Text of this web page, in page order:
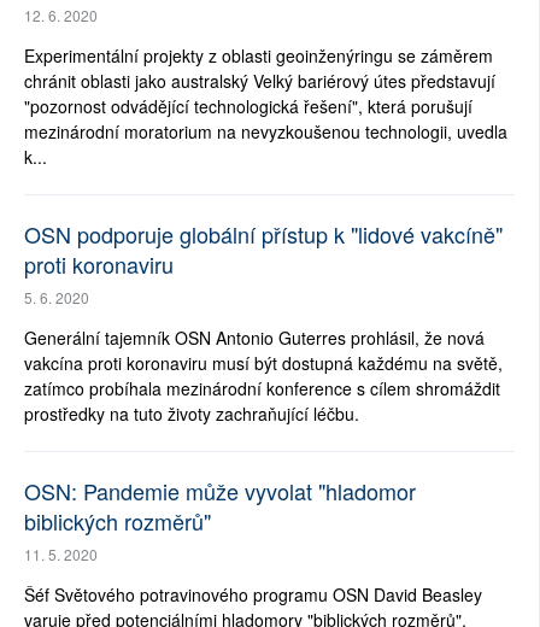
12. 6. 2020
Experimentální projekty z oblasti geoinženýringu se záměrem
chránit oblasti jako australský Velký bariérový útes představují
"pozornost odvádějící technologická řešení", která porušují
mezinárodní moratorium na nevyzkoušenou technologii, uvedla
k...
OSN podporuje globální přístup k "lidové vakcíně"
proti koronaviru
5. 6. 2020
Generální tajemník OSN Antonio Guterres prohlásil, že nová
vakcína proti koronaviru musí být dostupná každému na světě,
zatímco probíhala mezinárodní konference s cílem shromáždit
prostředky na tuto životy zachraňující léčbu.
OSN: Pandemie může vyvolat "hladomor
biblických rozměrů"
11. 5. 2020
Šéf Světového potravinového programu OSN David Beasley
varuje před potenciálními hladomory "biblických rozměrů",